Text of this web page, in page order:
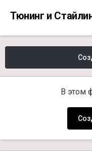
Тюнинг и
В этом